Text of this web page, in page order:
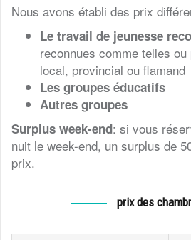
Nous avons établi des prix
Le travail de jeunesse
reconnues comme telles
local, provincial ou flamand
Les groupes éducatifs
Autres groupes
Surplus week-end: si vous
nuit le week-end, un surplus de
prix.
prix des